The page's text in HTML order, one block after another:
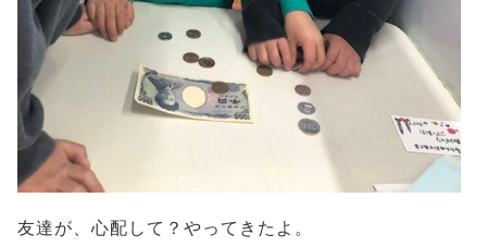
友達が、心配して？やってきたよ。